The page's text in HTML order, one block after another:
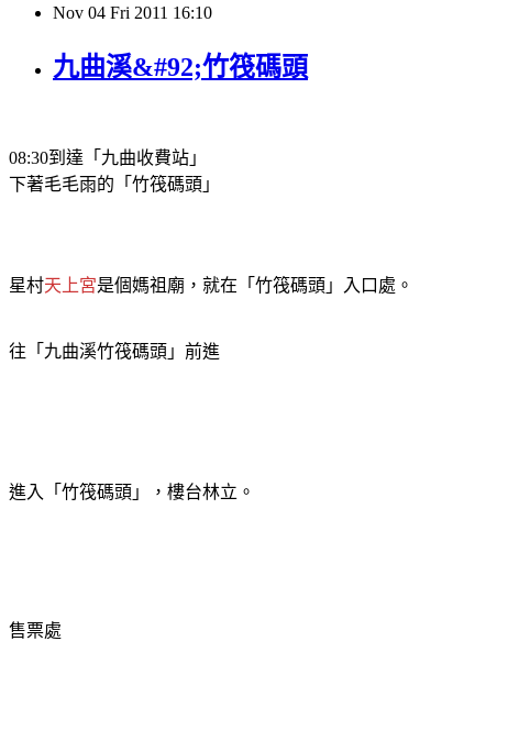
Nov 04 Fri 2011 16:10
九曲溪&#92;竹筏碼頭
08:30到達「九曲收費站」
下著毛毛雨的「竹筏碼頭」
星村天上宮是個媽祖廟，就在「竹筏碼頭」入口處。
往 「九曲溪竹筏碼頭」前進
進入「竹筏碼頭」，樓台林立。
售票處